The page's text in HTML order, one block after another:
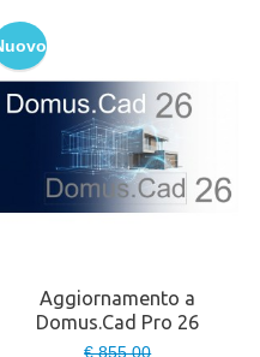
Aggiornamento a
Domus.Cad Pro 26
€ 855,00